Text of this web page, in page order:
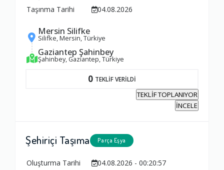
Taşınma Tarihi
04.08.2026
Mersin Silifke
Silifke, Mersin, Türkiye
Gaziantep Şahinbey
Şahinbey, Gaziantep, Türkiye
0 TEKLİF VERİLDİ
TEKLİF TOPLANIYOR
İNCELE
Şehiriçi Taşıma Parça Eşya
Oluşturma Tarihi
04.08.2026 - 00:20:57
Fiyatlandırma Dengesi